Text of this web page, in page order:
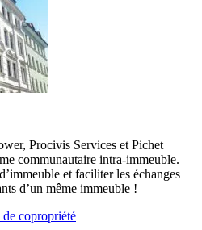
Procivis Services et Pichet
communautaire intra-immeuble.
et faciliter les échanges
d’un même immeuble !
copropriété